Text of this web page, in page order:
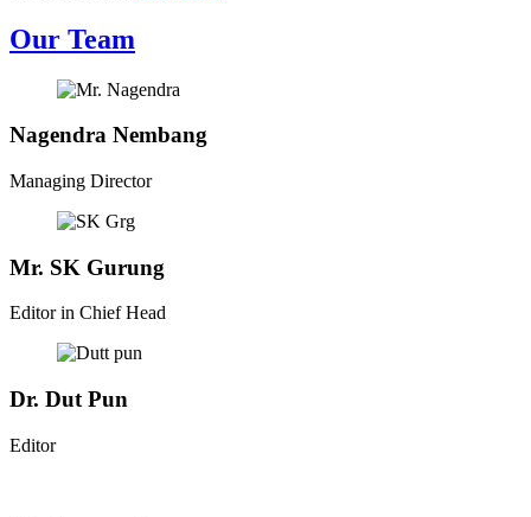
Our Team
Nagendra Nembang
Managing Director
Mr. SK Gurung
Editor in Chief Head
Dr. Dut Pun
Editor